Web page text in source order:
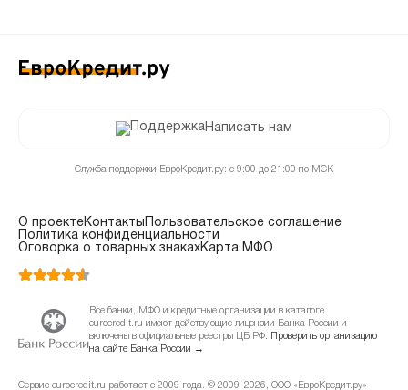
Написать нам
Служба поддержки ЕвроКредит.ру: с 9:00 до 21:00 по МСК
О проектеКонтакты Пользовательское соглашение
Политика конфиденциальности
Оговорка о товарных знакахКарта МФО
Все банки, МФО и кредитные организации в каталоге
eurocredit.ru имеют действующие лицензии Банка России и
включены в официальные реестры ЦБ РФ.
Проверить организацию
на сайте Банка России →
Сервис eurocredit.ru работает с 2009 года. © 2009–2026, ООО «ЕвроКредит.ру»